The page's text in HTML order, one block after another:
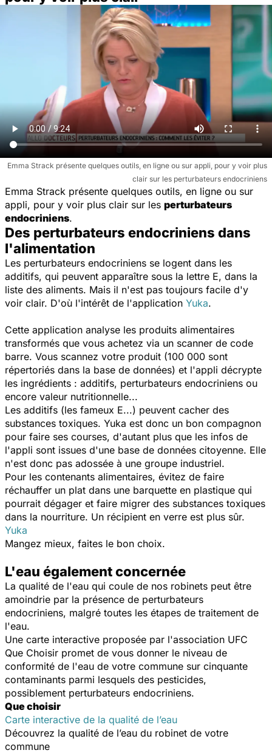
Emma Strack présente quelques outils, en ligne ou sur appli, pour y voir plus
clair sur les perturbateurs endocriniens
Emma Strack présente quelques outils, en ligne ou sur
appli, pour y voir plus clair sur les perturbateurs
endocriniens.
Des perturbateurs endocriniens dans
l'alimentation
Les perturbateurs endocriniens se logent dans les
additifs, qui peuvent apparaître sous la lettre E, dans la
liste des aliments. Mais il n'est pas toujours facile d'y
voir clair. D'où l'intérêt de l'application Yuka.
Cette application analyse les produits alimentaires
transformés que vous achetez via un scanner de code
barre. Vous scannez votre produit (100 000 sont
répertoriés dans la base de données) et l'appli décrypte
les ingrédients : additifs, perturbateurs endocriniens ou
encore valeur nutritionnelle...
Les additifs (les fameux E...) peuvent cacher des
substances toxiques. Yuka est donc un bon compagnon
pour faire ses courses, d'autant plus que les infos de
l'appli sont issues d'une base de données citoyenne. Elle
n'est donc pas adossée à une groupe industriel.
Pour les contenants alimentaires, évitez de faire
réchauffer un plat dans une barquette en plastique qui
pourrait dégager et faire migrer des substances toxiques
dans la nourriture. Un récipient en verre est plus sûr.
Yuka
Mangez mieux, faites le bon choix.
L'eau également concernée
La qualité de l'eau qui coule de nos robinets peut être
amoindrie par la présence de perturbateurs
endocriniens, malgré toutes les étapes de traitement de
l'eau.
Une carte interactive proposée par l'association UFC
Que Choisir promet de vous donner le niveau de
conformité de l'eau de votre commune sur cinquante
contaminants parmi lesquels des pesticides,
possiblement perturbateurs endocriniens.
Que choisir
Carte interactive de la qualité de l’eau
Découvrez la qualité de l’eau du robinet de votre
commune